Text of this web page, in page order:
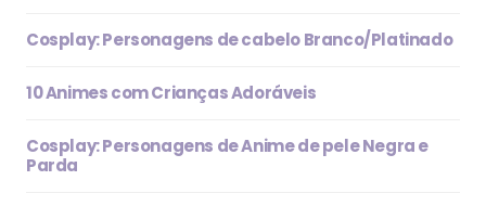
Cosplay: Personagens de cabelo Branco/Platinado
10 Animes com Crianças Adoráveis
Cosplay: Personagens de Anime de pele Negra e
Parda